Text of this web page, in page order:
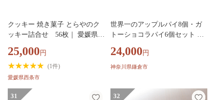
クッキー 焼き菓子 とらやのク
ッキー詰合せ 56枚｜ 愛媛県西
アソート お菓子スイーツ 食べ
比べ 個包装 手作り 西条市 とら
や
25,000 円
(1件)
愛媛県西条市
世界一のアップルパイ8個・ガ
トーショコラパイ6個セット ｜
りんご 林檎 アップル パイ ガト
ーショコラパイ スイーツ デザ
川 鎌倉
24,000 円
神奈川県鎌倉市
31 32